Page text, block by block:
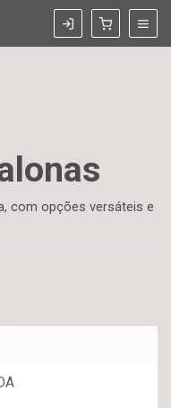
com opções versáteis e